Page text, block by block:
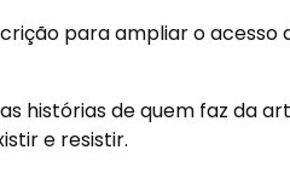
para ampliar o acesso
histórias de quem faz da
e resistir.